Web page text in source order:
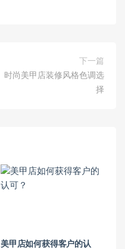
下一篇
时尚美甲店装修风格色调选
择
美甲店如何获得客户的认